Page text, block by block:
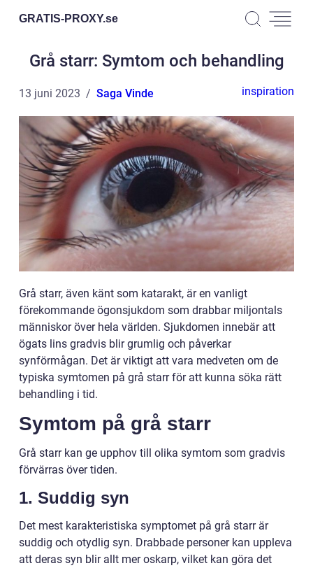
GRATIS-PROXY.se
Grå starr: Symtom och behandling
13 juni 2023 Saga Vinde inspiration
Grå starr, även känt som katarakt, är en vanligt
förekommande ögonsjukdom som drabbar miljontals
människor över hela världen. Sjukdomen innebär att
ögats lins gradvis blir grumlig och påverkar
synförmågan. Det är viktigt att vara medveten om de
typiska symtomen på grå starr för att kunna söka rätt
behandling i tid.
Symtom på grå starr
Grå starr kan ge upphov till olika symtom som gradvis
förvärras över tiden.
1. Suddig syn
Det mest karakteristiska symptomet på grå starr är
suddig och otydlig syn. Drabbade personer kan uppleva
att deras syn blir allt mer oskarp, vilket kan göra det